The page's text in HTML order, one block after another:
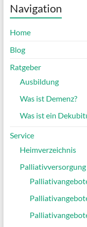
Navigation
Home
Blog
Ratgeber
Ausbildung
Was ist Demenz?
Was ist ein
Service
Heimverzeichnis